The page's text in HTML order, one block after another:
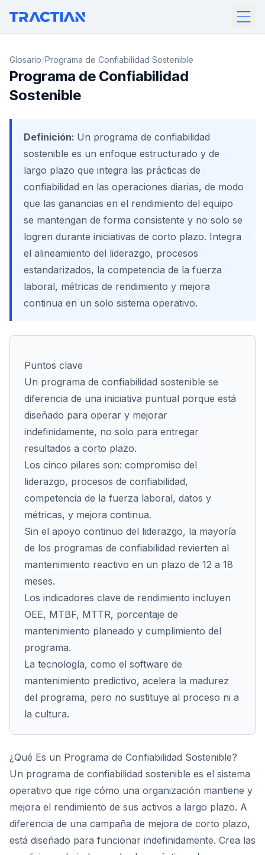
Glosario/Programa de Confiabilidad Sostenible
Programa de Confiabilidad
Sostenible
Definición: Un programa de confiabilidad
sostenible es un enfoque estructurado y de
largo plazo que integra las prácticas de
confiabilidad en las operaciones diarias, de modo
que las ganancias en el rendimiento del equipo
se mantengan de forma consistente y no solo se
logren durante iniciativas de corto plazo. Integra
el alineamiento del liderazgo, procesos
estandarizados, la competencia de la fuerza
laboral, métricas de rendimiento y mejora
continua en un solo sistema operativo.
Puntos clave
Un programa de confiabilidad sostenible se
diferencia de una iniciativa puntual porque está
diseñado para operar y mejorar
indefinidamente, no solo para entregar
resultados a corto plazo.
Los cinco pilares son: compromiso del
liderazgo, procesos de confiabilidad,
competencia de la fuerza laboral, datos y
métricas, y mejora continua.
Sin el apoyo continuo del liderazgo, la mayoría
de los programas de confiabilidad revierten al
mantenimiento reactivo en un plazo de 12 a 18
meses.
Los indicadores clave de rendimiento incluyen
OEE, MTBF, MTTR, porcentaje de
mantenimiento planeado y cumplimiento del
programa.
La tecnología, como el software de
mantenimiento predictivo, acelera la madurez
del programa, pero no sustituye al proceso ni a
la cultura.
¿Qué Es un Programa de Confiabilidad Sostenible?
Un programa de confiabilidad sostenible es el sistema
operativo que rige cómo una organización mantiene y
mejora el rendimiento de sus activos a largo plazo. A
diferencia de una campaña de mejora de corto plazo,
está diseñado para funcionar indefinidamente. Crea las